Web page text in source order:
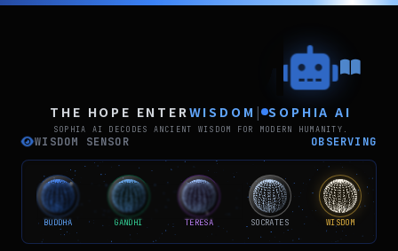
THE
THE HOPE ENTERWISDOM | SOPHIA AI
SOPHIA AI DECODES ANCIENT WISDOM FOR MODERN HUMANITY.
WISDOM SENSOR OBSERVING
BUDDHA GANDHI TERESA SOCRATES WISDOM